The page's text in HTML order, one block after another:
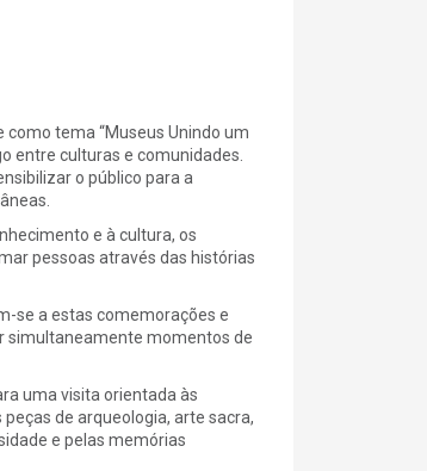
como tema “Museus Unindo um
entre culturas e comunidades.
o público para a
e à cultura, os
pessoas através das histórias
se a estas comemorações e
simultaneamente momentos de
uma visita orientada às
de arqueologia, arte sacra,
e pelas memórias